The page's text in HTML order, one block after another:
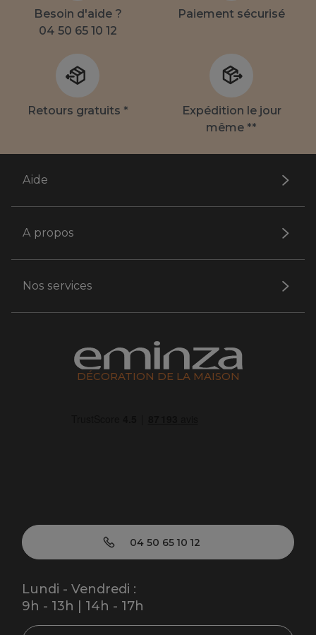
Besoin d'aide ?
04 50 65 10 12
Paiement sécurisé
Retours gratuits *
Expédition le jour
même **
Aide
A propos
Nos services
DÉCORATION DE LA MAISON
04 50 65 10 12
Lundi - Vendredi :
9h - 13h | 14h - 17h